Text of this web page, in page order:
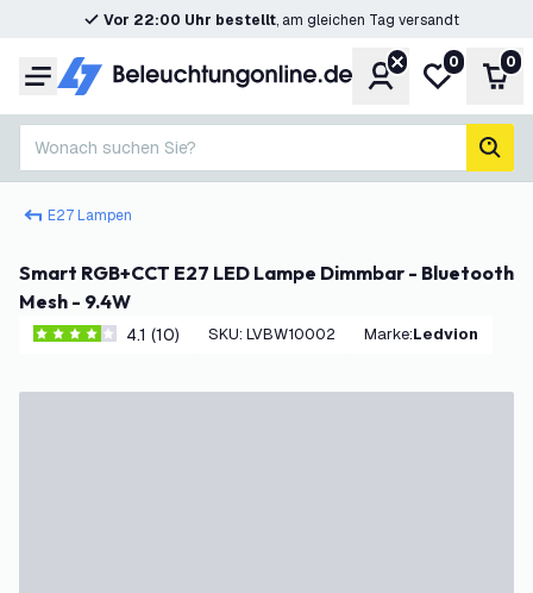
Vor 22:00 Uhr bestellt, am gleichen Tag versandt
Menü KontoMeine
0 0
Wonach suchen Sie?
E27 Lampen
Smart RGB+CCT E27 LED Lampe Dimmbar - Bluetooth
Mesh - 9.4W
4.1 Bewertungssterne
4.1 (10) SKU: LVBW10002 Marke: Ledvion